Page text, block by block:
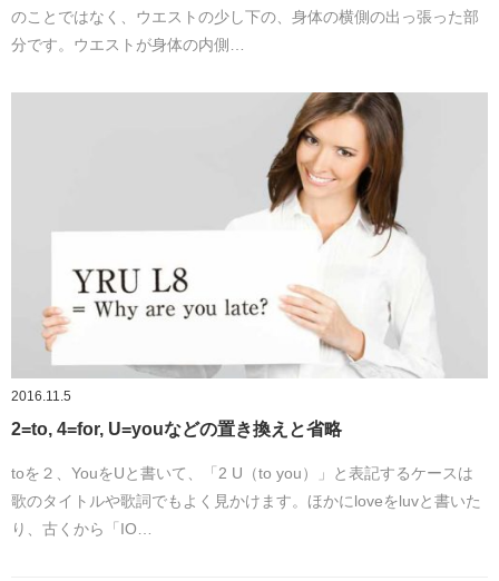
のことではなく、ウエストの少し下の、身体の横側の出っ張った部
分です。ウエストが身体の内側…
2016.11.5
2=to, 4=for, U=youなどの置き換えと省略
toを２、YouをUと書いて、「2 U（to you）」と表記するケースは
歌のタイトルや歌詞でもよく見かけます。ほかにloveをluvと書いた
り、古くから「IO…